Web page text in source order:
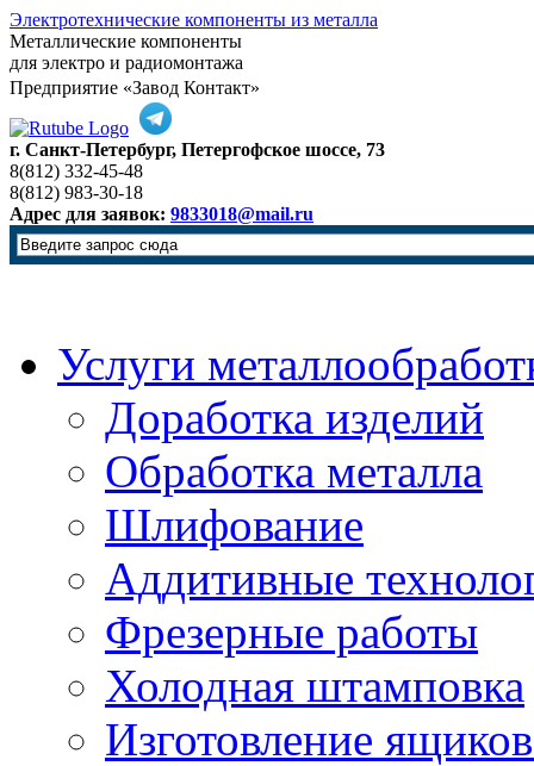
Электротехнические компоненты из металла
Металлические компоненты
для электро и радиомонтажа
Предприятие «Завод Контакт»
г. Санкт-Петербург, Петергофское шоссе, 73
8(812) 332-45-48
8(812) 983-30-18
Адрес для заявок: 9833018@mail.ru
Услуги
Доработка изделий
Обработка металла
Шлифование
Аддитивные
Фрезерные работы
Холодная штамповка
Изготовление